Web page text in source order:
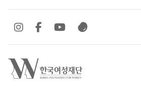
SNS 바로가기
SNS 바로가기SNS 바로가기
SNS 바로가기